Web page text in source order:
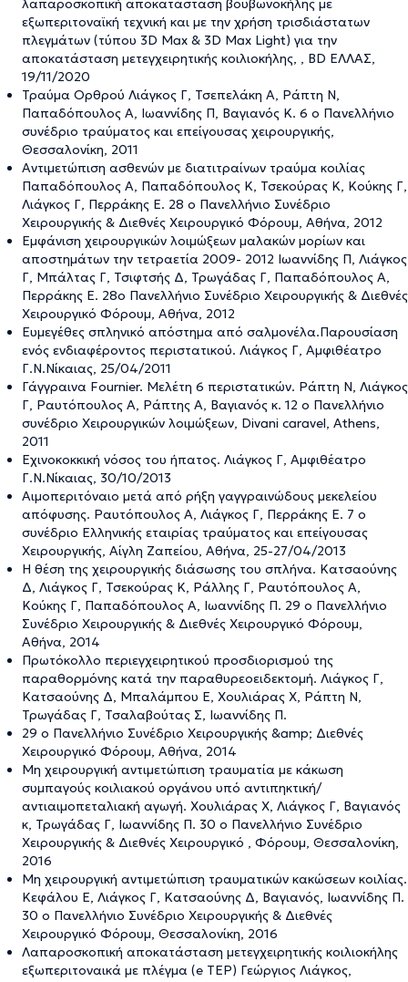
λαπαροσκοπική αποκατάσταση βουβωνοκήλης με
εξωπεριτοναϊκή τεχνική και με την χρήση τρισδιάστατων
πλεγμάτων (τύπου 3D Max & 3D Max Light) για την
αποκατάσταση μετεγχειρητικής κοιλιοκήλης, , BD ΕΛΛΑΣ,
19/11/2020
Τραύμα Ορθρού Λιάγκος Γ, Τσεπελάκη Α, Ράπτη Ν,
Παπαδόπουλος Α, Ιωαννίδης Π, Βαγιανός Κ. 6 ο Πανελλήνιο
συνέδριο τραύματος και επείγουσας χειρουργικής,
Θεσσαλονίκη, 2011
Αντιμετώπιση ασθενών με διατιτραίνων τραύμα κοιλίας
Παπαδόπουλος Α, Παπαδόπουλος Κ, Τσεκούρας Κ, Κούκης Γ,
Λιάγκος Γ, Περράκης Ε. 28 ο Πανελλήνιο Συνέδριο
Χειρουργικής & Διεθνές Χειρουργικό Φόρουμ, Aθήνα, 2012
Εμφάνιση χειρουργικών λοιμώξεων μαλακών μορίων και
αποστημάτων την τετραετία 2009- 2012 Ιωαννίδης Π, Λιάγκος
Γ, Μπάλτας Γ, Τσιφτσής Δ, Τρωγάδας Γ, Παπαδόπουλος Α,
Περράκης Ε. 28ο Πανελλήνιο Συνέδριο Χειρουργικής & Διεθνές
Χειρουργικό Φόρουμ, Aθήνα, 2012
Ευμεγέθες σπληνικό απόστημα από σαλμονέλα.Παρουσίαση
ενός ενδιαφέροντος περιστατικού. Λιάγκος Γ, Αμφιθέατρο
Γ.Ν.Νίκαιας, 25/04/2011
Γάγγραινα Fournier. Mελέτη 6 περιστατικών. Ράπτη Ν, Λιάγκος
Γ, Ραυτόπουλος Α, Ράπτης Α, Βαγιανός κ. 12 ο Πανελλήνιο
συνέδριο Χειρουργικών λοιμώξεων, Divani caravel, Athens,
2011
Eχινοκοκκική νόσος του ήπατος. Λιάγκος Γ, Αμφιθέατρο
Γ.Ν.Νίκαιας, 30/10/2013
Αιμοπεριτόναιο μετά από ρήξη γαγγραινώδους μεκελείου
απόφυσης. Ραυτόπουλος Α, Λιάγκος Γ, Περράκης Ε. 7 ο
συνέδριο Ελληνικής εταιρίας τραύματος και επείγουσας
Χειρουργικής, Αίγλη Ζαπείου, Αθήνα, 25-27/04/2013
Η θέση της χειρουργικής διάσωσης του σπλήνα. Κατσαούνης
Δ, Λιάγκος Γ, Τσεκούρας Κ, Ράλλης Γ, Ραυτόπουλος Α,
Κούκης Γ, Παπαδόπουλος Α, Ιωαννίδης Π. 29 ο Πανελλήνιο
Συνέδριο Χειρουργικής & Διεθνές Χειρουργικό Φόρουμ,
Αθήνα, 2014
Πρωτόκολλο περιεγχειρητικού προσδιορισμού της
παραθορμόνης κατά την παραθυρεοειδεκτομή. Λιάγκος Γ,
Κατσαούνης Δ, Μπαλάμπου Ε, Χουλιάρας Χ, Ράπτη Ν,
Τρωγάδας Γ, Τσαλαβούτας Σ, Ιωαννίδης Π.
29 ο Πανελλήνιο Συνέδριο Χειρουργικής &amp; Διεθνές
Χειρουργικό Φόρουμ, Αθήνα, 2014
Μη χειρουργική αντιμετώπιση τραυματία με κάκωση
συμπαγούς κοιλιακού οργάνου υπό αντιπηκτική/
αντιαιμοπεταλιακή αγωγή. Χουλιάρας Χ, Λιάγκος Γ, Βαγιανός
κ, Τρωγάδας Γ, Ιωαννίδης Π. 30 ο Πανελλήνιο Συνέδριο
Χειρουργικής & Διεθνές Χειρουργικό , Φόρουμ, Θεσσαλονίκη,
2016
Μη χειρουργική αντιμετώπιση τραυματικών κακώσεων κοιλίας.
Κεφάλου Ε, Λιάγκος Γ, Κατσαούνης Δ, Βαγιανός, Ιωαννίδης Π.
30 ο Πανελλήνιο Συνέδριο Χειρουργικής & Διεθνές
Χειρουργικό Φόρουμ, Θεσσαλονίκη, 2016
Λαπαροσκοπική αποκατάσταση μετεγχειρητικής κοιλιοκήλης
εξωπεριτοναικά με πλέγμα (e TEP) Γεώργιος Λιάγκος,